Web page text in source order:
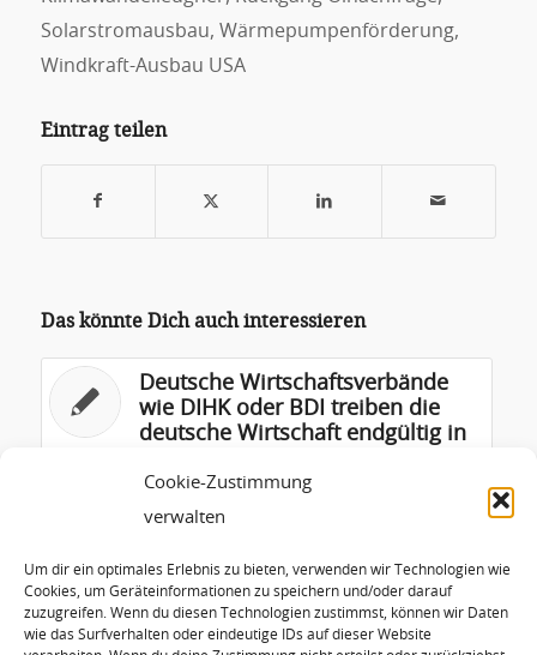
Cookie-Zustimmung
verwalten
Um dir ein optimales Erlebnis zu bieten, verwenden wir Technologien wie
Cookies, um Geräteinformationen zu speichern und/oder darauf
zuzugreifen. Wenn du diesen Technologien zustimmst, können wir Daten
wie das Surfverhalten oder eindeutige IDs auf dieser Website
Solarstromausbau, Wärmepumpenförderung,
Windkraft-Ausbau USA
Eintrag teilen
Das könnte Dich auch interessieren
Deutsche Wirtschaftsverbände
wie DIHK oder BDI treiben die
deutsche Wirtschaft endgültig in
für Proteste und
Verbandsaustritte der Branche
Das beschleunigte Waldsterben
in Deutschland wird durch
Klagen gegen Windkraft im